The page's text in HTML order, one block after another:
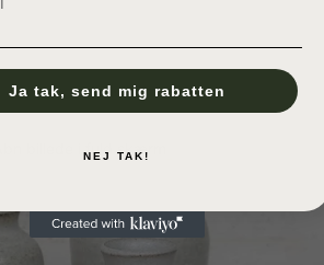
Åbn billede i fuld skærm
Ja tak, send mig rabatten
NEJ TAK!